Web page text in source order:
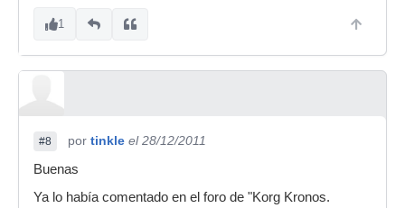
1
#8 por tinkle el 28/12/2011
Buenas
Ya lo había comentado en el foro de "Korg Kronos.